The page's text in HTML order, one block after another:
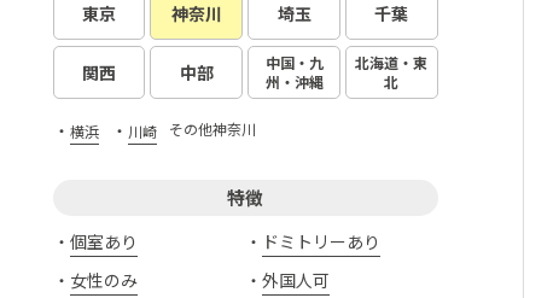
東京 神奈川 埼玉 千葉
関西 中部
中国・九
州・沖縄
北海道・東
北
・ 横浜 ・ 川崎 その他神奈川
特徴
個室あり
ドミトリーあり
女性のみ
外国人可